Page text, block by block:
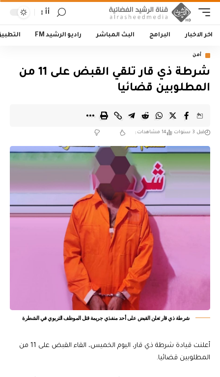
أأ
اخر الاخبار البرامج البث المباشر راديو الرشيد FM
أمن
شرطة ذي قار تلقي القبض على 11 من
المطلوبين قضائيا
قبل 3 سنوات 14 مشاهدات
‏شرطة ذي قار تعلن القبض على أحد منفذي جريمة قتل الموظف التربوي في الشطرة‬
أعلنت قيادة شرطة ذي قار، اليوم الخميس، القاء القبض على 11 من
المطلوبين قضائيا.